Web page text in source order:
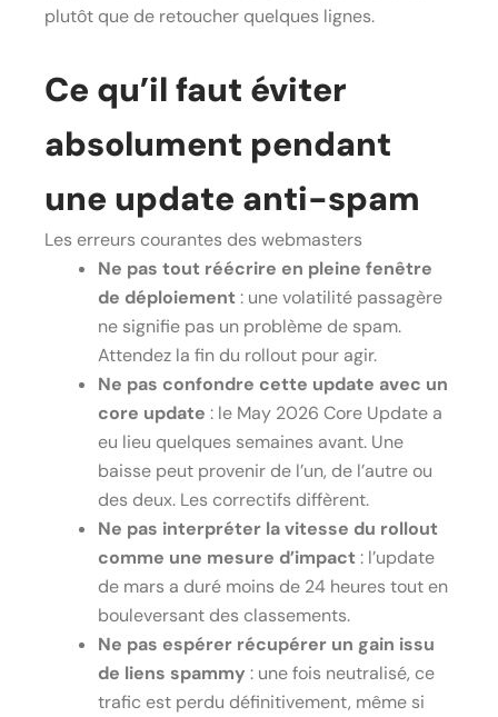
plutôt que de retoucher quelques lignes.
Ce qu’il faut éviter
absolument pendant
une update anti-spam
Les erreurs courantes des webmasters
Ne pas tout réécrire en pleine fenêtre
de déploiement : une volatilité passagère
ne signifie pas un problème de spam.
Attendez la fin du rollout pour agir.
Ne pas confondre cette update avec un
core update : le May 2026 Core Update a
eu lieu quelques semaines avant. Une
baisse peut provenir de l’un, de l’autre ou
des deux. Les correctifs diffèrent.
Ne pas interpréter la vitesse du rollout
comme une mesure d’impact : l’update
de mars a duré moins de 24 heures tout en
bouleversant des classements.
Ne pas espérer récupérer un gain issu
de liens spammy : une fois neutralisé, ce
trafic est perdu définitivement, même si